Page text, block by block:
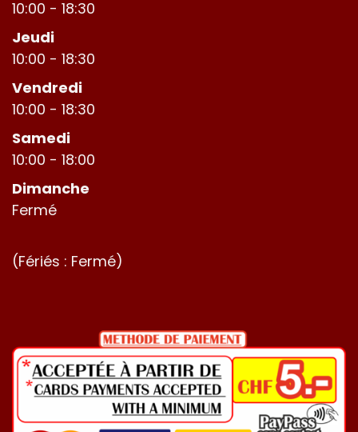
10:00 - 18:30
Jeudi
10:00 - 18:30
Vendredi
10:00 - 18:30
Samedi
10:00 - 18:00
Dimanche
Fermé
(Fériés : Fermé)